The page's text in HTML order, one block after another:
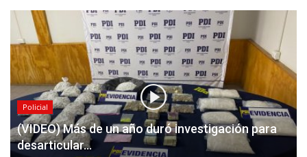
Policial
(VIDEO) Más de un año duró investigación para
desarticular...